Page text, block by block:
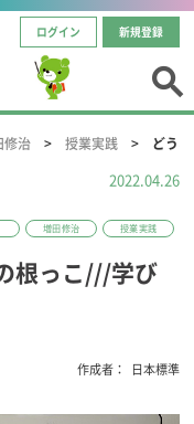
ログイン 新規登録
修治 授業実践 どう
根っこ///学び
増田修治 授業実践
2022.04.26
作成者： 日本標準